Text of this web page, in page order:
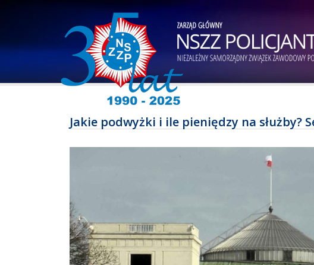
Jakie podwyżki i ile pieniędzy na służby?